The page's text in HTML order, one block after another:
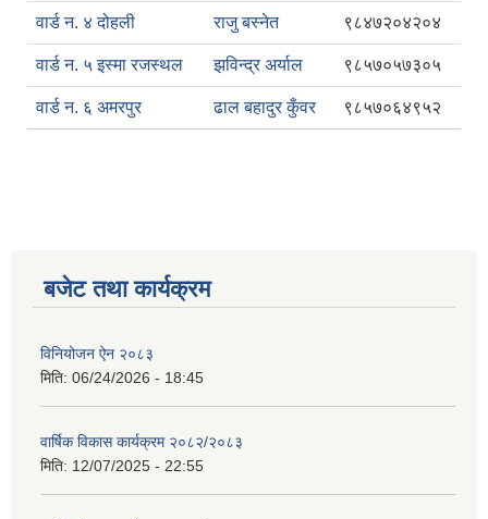
वार्ड न. ४ दोहली राजु बस्नेत ९८४७२०४२०४
वार्ड न. ५ इस्मा रजस्थल झविन्द्र अर्याल ९८५७०५७३०५
वार्ड न. ६ अमरपुर ढाल बहादुर कुँवर ९८५७०६४९५२
बजेट तथा कार्यक्रम
विनियोजन ऐन २०८३
मिति: 06/24/2026 - 18:45
वार्षिक विकास कार्यक्रम २०८२/२०८३
मिति: 12/07/2025 - 22:55